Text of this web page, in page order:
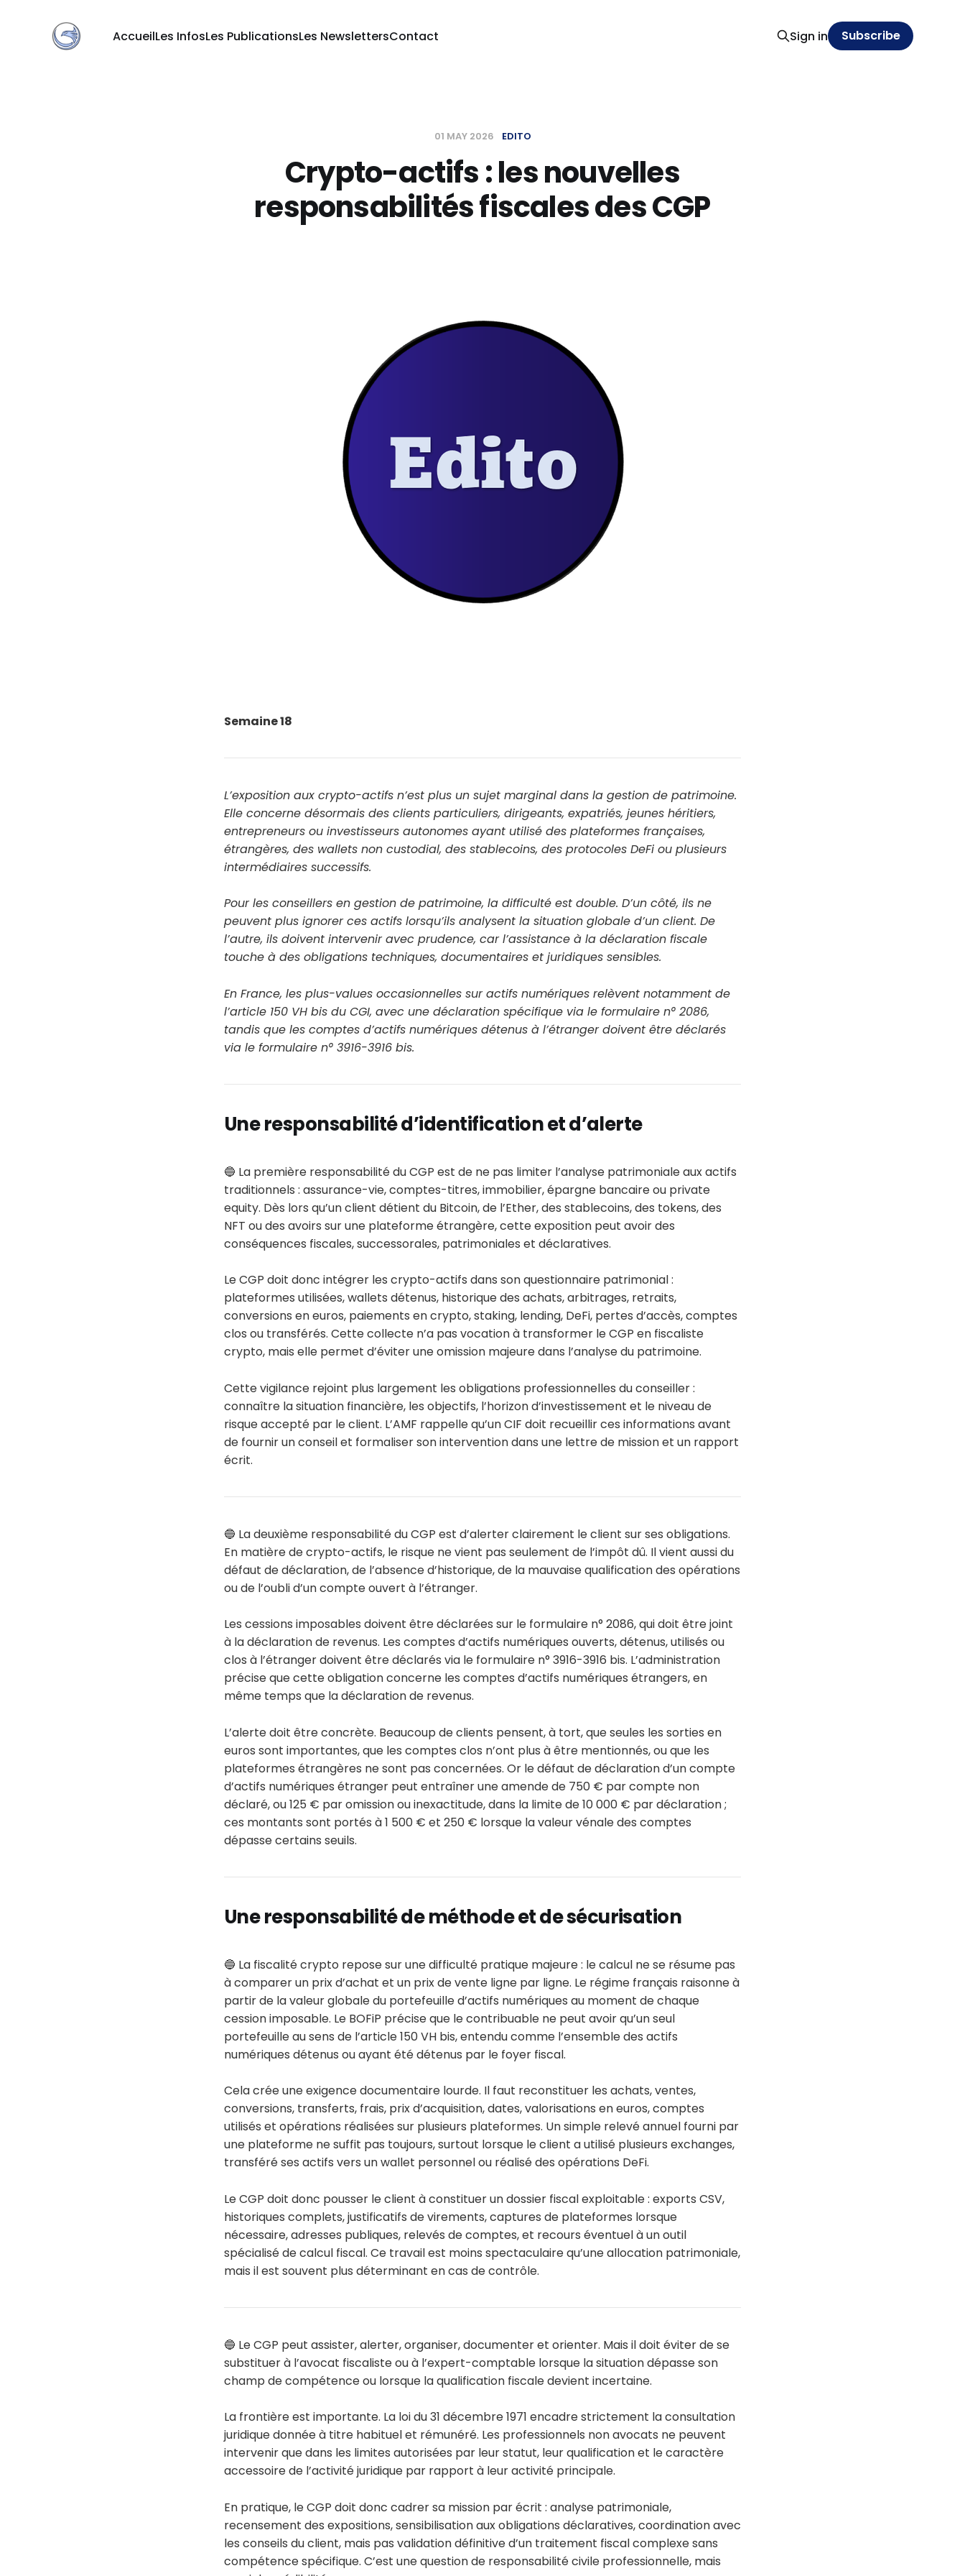
AccueilLes InfosLes PublicationsLes NewslettersContact Sign in Subscribe
01 MAY 2026 EDITO
Crypto-actifs : les nouvelles
responsabilités fiscales des CGP
Semaine 18
L’exposition aux crypto-actifs n’est plus un sujet marginal dans la gestion de patrimoine.
Elle concerne désormais des clients particuliers, dirigeants, expatriés, jeunes héritiers,
entrepreneurs ou investisseurs autonomes ayant utilisé des plateformes françaises,
étrangères, des wallets non custodial, des stablecoins, des protocoles DeFi ou plusieurs
intermédiaires successifs.
Pour les conseillers en gestion de patrimoine, la difficulté est double. D’un côté, ils ne
peuvent plus ignorer ces actifs lorsqu’ils analysent la situation globale d’un client. De
l’autre, ils doivent intervenir avec prudence, car l’assistance à la déclaration fiscale
touche à des obligations techniques, documentaires et juridiques sensibles.
En France, les plus-values occasionnelles sur actifs numériques relèvent notamment de
l’article 150 VH bis du CGI, avec une déclaration spécifique via le formulaire n° 2086,
tandis que les comptes d’actifs numériques détenus à l’étranger doivent être déclarés
via le formulaire n° 3916-3916 bis.
Une responsabilité d’identification et d’alerte
🔵 La première responsabilité du CGP est de ne pas limiter l’analyse patrimoniale aux actifs
traditionnels : assurance-vie, comptes-titres, immobilier, épargne bancaire ou private
equity. Dès lors qu’un client détient du Bitcoin, de l’Ether, des stablecoins, des tokens, des
NFT ou des avoirs sur une plateforme étrangère, cette exposition peut avoir des
conséquences fiscales, successorales, patrimoniales et déclaratives.
Le CGP doit donc intégrer les crypto-actifs dans son questionnaire patrimonial :
plateformes utilisées, wallets détenus, historique des achats, arbitrages, retraits,
conversions en euros, paiements en crypto, staking, lending, DeFi, pertes d’accès, comptes
clos ou transférés. Cette collecte n’a pas vocation à transformer le CGP en fiscaliste
crypto, mais elle permet d’éviter une omission majeure dans l’analyse du patrimoine.
Cette vigilance rejoint plus largement les obligations professionnelles du conseiller :
connaître la situation financière, les objectifs, l’horizon d’investissement et le niveau de
risque accepté par le client. L’AMF rappelle qu’un CIF doit recueillir ces informations avant
de fournir un conseil et formaliser son intervention dans une lettre de mission et un rapport
écrit.
🔵 La deuxième responsabilité du CGP est d’alerter clairement le client sur ses obligations.
En matière de crypto-actifs, le risque ne vient pas seulement de l’impôt dû. Il vient aussi du
défaut de déclaration, de l’absence d’historique, de la mauvaise qualification des opérations
ou de l’oubli d’un compte ouvert à l’étranger.
Les cessions imposables doivent être déclarées sur le formulaire n° 2086, qui doit être joint
à la déclaration de revenus. Les comptes d’actifs numériques ouverts, détenus, utilisés ou
clos à l’étranger doivent être déclarés via le formulaire n° 3916-3916 bis. L’administration
précise que cette obligation concerne les comptes d’actifs numériques étrangers, en
même temps que la déclaration de revenus.
L’alerte doit être concrète. Beaucoup de clients pensent, à tort, que seules les sorties en
euros sont importantes, que les comptes clos n’ont plus à être mentionnés, ou que les
plateformes étrangères ne sont pas concernées. Or le défaut de déclaration d’un compte
d’actifs numériques étranger peut entraîner une amende de 750 € par compte non
déclaré, ou 125 € par omission ou inexactitude, dans la limite de 10 000 € par déclaration ;
ces montants sont portés à 1 500 € et 250 € lorsque la valeur vénale des comptes
dépasse certains seuils.
Une responsabilité de méthode et de sécurisation
🔵 La fiscalité crypto repose sur une difficulté pratique majeure : le calcul ne se résume pas
à comparer un prix d’achat et un prix de vente ligne par ligne. Le régime français raisonne à
partir de la valeur globale du portefeuille d’actifs numériques au moment de chaque
cession imposable. Le BOFiP précise que le contribuable ne peut avoir qu’un seul
portefeuille au sens de l’article 150 VH bis, entendu comme l’ensemble des actifs
numériques détenus ou ayant été détenus par le foyer fiscal.
Cela crée une exigence documentaire lourde. Il faut reconstituer les achats, ventes,
conversions, transferts, frais, prix d’acquisition, dates, valorisations en euros, comptes
utilisés et opérations réalisées sur plusieurs plateformes. Un simple relevé annuel fourni par
une plateforme ne suffit pas toujours, surtout lorsque le client a utilisé plusieurs exchanges,
transféré ses actifs vers un wallet personnel ou réalisé des opérations DeFi.
Le CGP doit donc pousser le client à constituer un dossier fiscal exploitable : exports CSV,
historiques complets, justificatifs de virements, captures de plateformes lorsque
nécessaire, adresses publiques, relevés de comptes, et recours éventuel à un outil
spécialisé de calcul fiscal. Ce travail est moins spectaculaire qu’une allocation patrimoniale,
mais il est souvent plus déterminant en cas de contrôle.
🔵 Le CGP peut assister, alerter, organiser, documenter et orienter. Mais il doit éviter de se
substituer à l’avocat fiscaliste ou à l’expert-comptable lorsque la situation dépasse son
champ de compétence ou lorsque la qualification fiscale devient incertaine.
La frontière est importante. La loi du 31 décembre 1971 encadre strictement la consultation
juridique donnée à titre habituel et rémunéré. Les professionnels non avocats ne peuvent
intervenir que dans les limites autorisées par leur statut, leur qualification et le caractère
accessoire de l’activité juridique par rapport à leur activité principale.
En pratique, le CGP doit donc cadrer sa mission par écrit : analyse patrimoniale,
recensement des expositions, sensibilisation aux obligations déclaratives, coordination avec
les conseils du client, mais pas validation définitive d’un traitement fiscal complexe sans
compétence spécifique. C’est une question de responsabilité civile professionnelle, mais